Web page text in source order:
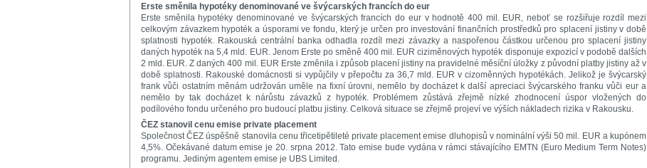
Erste směnila hypotéky denominované ve švýcarských francích do eur
Erste směnila hypotéky denominované ve švýcarských francích do eur v hodnotě 400 mil. EUR, neboť se rozšiřuje rozdíl mezi
celkovým závazkem hypoték a úsporami ve fondu, který je určen pro investování finančních prostředků pro splacení jistiny v době
splatnosti hypoték. Rakouská centrální banka odhadla rozdíl mezi závazky a naspořenou částkou určenou pro splacení jistiny
daných hypoték na 5,4 mld. EUR. Jenom Erste po směně 400 mil. EUR ciziměnových hypoték disponuje expozicí v podobě dalších
2 mld. EUR. Z daných 400 mil. EUR Erste změnila i způsob placení jistiny na pravidelné měsíční úložky z původní platby jistiny až v
době splatnosti. Rakouské domácnosti si vypůjčily v přepočtu za 36,7 mld. EUR v cizoměnných hypotékách. Jelikož je švýcarský
frank vůči ostatním měnám udržován uměle na fixní úrovni, nemělo by docházet k další apreciaci švýcarského franku vůči eur a
nemělo by tak docházet k nárůstu závazků z hypoték. Problémem zůstává zřejmě nízké zhodnocení úspor vložených do
podílového fondu určeného pro budoucí platbu jistiny. Celková situace se zřejmě projeví ve výších nákladech rizika v Rakousku.
ČEZ stanovil cenu emise private placement
Společnost ČEZ úspěšně stanovila cenu třicetipětileté private placement emise dluhopisů v nominální výši 50 mil. EUR a kupónem
4,5%. Očekávané datum emise je 20. srpna 2012. Tato emise bude vydána v rámci stávajícího EMTN (Euro Medium Term Notes)
programu. Jediným agentem emise je UBS Limited.